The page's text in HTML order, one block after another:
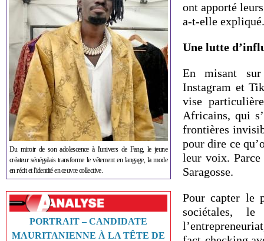
Du miroir de son adolescence à l'univers de Fang, le jeune
créateur sénégalais transforme le vêtement en langage, la mode
en récit et l'identité en œuvre collective.
PORTRAIT – CANDIDATE
MAURITANIENNE À LA TÊTE DE
ont apporté
a-t-elle expliqué.
Une lutte
En misant sur
Instagram et
vise
Africains, qui
frontières
pour dire ce
leur voix.
Saragosse.
Pour capter le
sociétales,